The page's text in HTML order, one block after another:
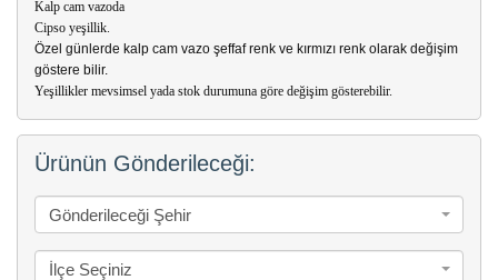
Kalp cam vazoda
Cipso yeşillik.
Özel günlerde kalp cam vazo şeffaf renk ve kırmızı renk olarak değişim
göstere bilir.
Yeşillikler mevsimsel yada stok durumuna göre değişim gösterebilir.
Ürünün Gönderileceği:
Gönderileceği Şehir
İlçe Seçiniz